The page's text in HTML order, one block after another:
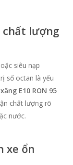
chất lượng
siêu nạp
số octan là yếu
xăng E10 RON 95
chất lượng rõ
nước.
xe ổn